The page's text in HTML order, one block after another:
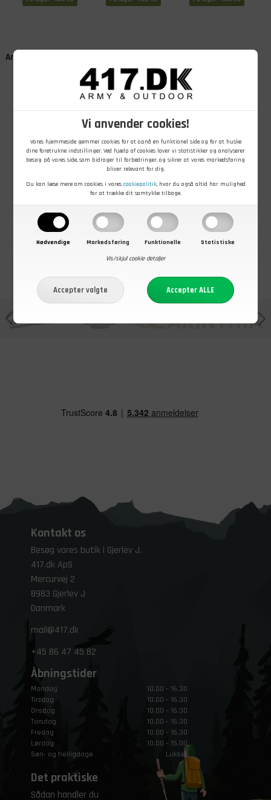
Vi anvender cookies!
Vores hjemmeside gemmer cookies for at opnå en funktionel side og for at huske
dine foretrukne indstillinger. Ved hjælp af cookies laver vi statistikker og analyserer
besøg på vores side, som bidrager til forbedringer, og sikrer at vores markedsføring
bliver relevant for dig.
Du kan læse mere om cookies i vores cookiepolitik, hvor du også altid har mulighed
for at trække dit samtykke tilbage.
Nødvendige Markedsføring Funktionelle
Statistiske
Vis/skjul cookie detaljer
Andre kunder købte også
199,00DKK
210 x 150 cm,
På lager - Køb nu
289,00DKK
kompressionspose,
Oliven, L
På lager - Køb nu
199,00DKK
210 x 150 cm,
På lager - Køb nu
Kontakt os
Besøg vores butik i Gjerlev J.
417.dk ApS
Mercurvej 2
8983 Gjerlev J
Danmark
mail@417.dk
+45 86 47 45 82
Åbningstider
Mandag
10.00 – 16.30
Tirsdag
10.00 – 16.30
Onsdag
10.00 – 16.30
Torsdag
10.00 – 16.30
Fredag
10.00 – 16.30
Lørdag
10.00 – 15.00
Søn- og helligdage
Lukket
Det praktiske
Sådan handler du